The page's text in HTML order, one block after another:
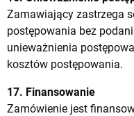
Zamawiający zastrzega
postępowania bez
unieważnienia
kosztów postępowania.
17. Finansowanie
Zamówienie jest